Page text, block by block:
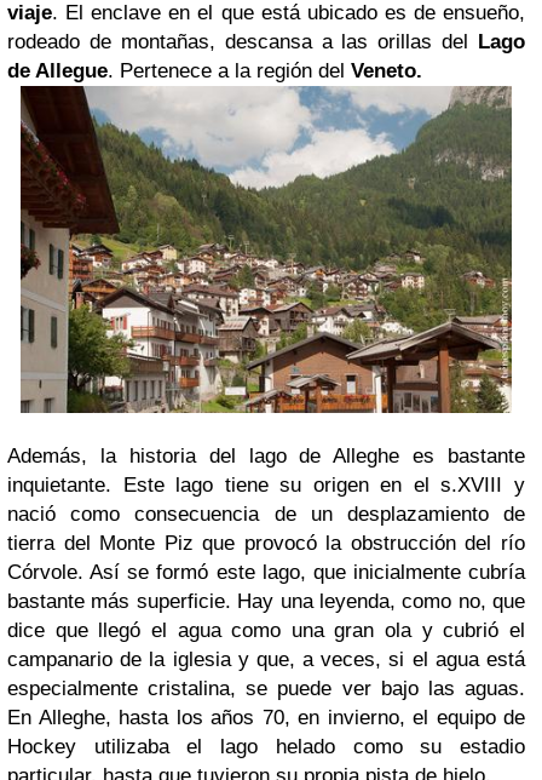
viaje. El enclave en el que está ubicado es de ensueño,
rodeado de montañas, descansa a las orillas del
Lago
de Allegue. Pertenece a la región del Veneto.
Además, la historia del lago de Alleghe es bastante
inquietante. Este lago tiene su origen en el s.XVIII y
nació como consecuencia de un desplazamiento de
tierra del Monte Piz que provocó la obstrucción del río
Córvole. Así se formó este lago, que inicialmente cubría
bastante más superficie. Hay una leyenda, como no, que
dice que llegó el agua como una gran ola y cubrió el
campanario de la iglesia y que, a veces, si el agua está
especialmente cristalina, se puede ver bajo las aguas.
En Alleghe, hasta los años 70, en invierno, el equipo de
Hockey utilizaba el lago helado como su estadio